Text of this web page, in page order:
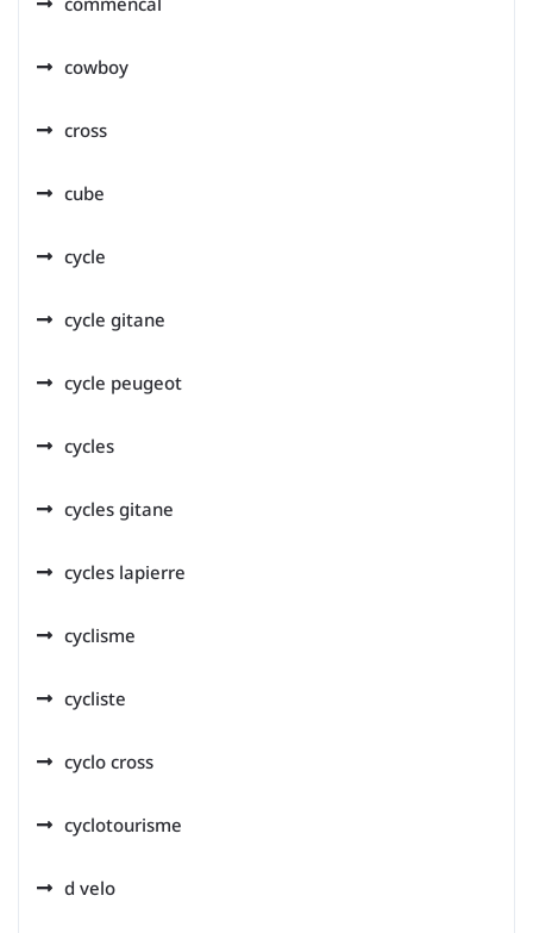
cowboy
cross
cube
cycle
cycle gitane
cycle peugeot
cycles
cycles gitane
cycles lapierre
cyclisme
cycliste
cyclo cross
cyclotourisme
d velo